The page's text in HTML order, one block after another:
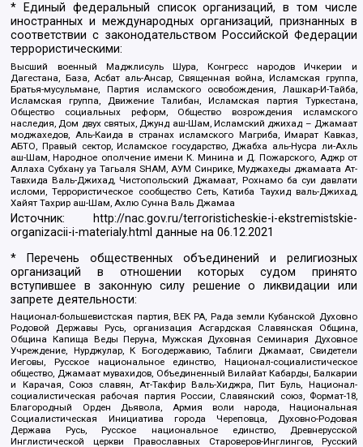
* Единый федеральный список организаций, в том числе
иностранных и международных организаций, признанных в
соответствии с законодательством Российской Федерации
террористическими:
Высший военный Маджлисуль Шура, Конгресс народов Ичкерии и
Дагестана, База, Асбат аль-Ансар, Священная война, Исламская группа,
Братья-мусульмане, Партия исламского освобождения, Лашкар-И-Тайба,
Исламская группа, Движение Талибан, Исламская партия Туркестана,
Общество социальных реформ, Общество возрождения исламского
наследия, Дом двух святых, Джунд аш-Шам, Исламский джихад – Джамаат
моджахедов, Аль-Каида в странах исламского Магриба, Имарат Кавказ,
АБТО, Правый сектор, Исламское государство, Джабха аль-Нусра ли-Ахль
аш-Шам, Народное ополчение имени К. Минина и Д. Пожарского, Аджр от
Аллаха Субхану уа Тагьаля SHAM, АУМ Синрике, Муджахеды джамаата Ат-
Тавхида Валь-Джихад, Чистопольский Джамаат, Рохнамо ба суи давлати
исломи, Террористическое сообщество Сеть, Катиба Таухид валь-Джихад,
Хайят Тахрир аш-Шам, Ахлю Сунна Валь Джамаа
Источник:
http://nac.gov.ru/terroristicheskie-i-ekstremistskie-
organizacii-i-materialy.html данные на06.12.2021
* Перечень общественных объединений и религиозных
организаций в отношении которых судом принято
вступившее в законную силу решение о ликвидации или
запрете деятельности:
Национал-большевистская партия, ВЕК РА, Рада земли Кубанской Духовно
Родовой Державы Русь, организация Асгардская Славянская Община,
Община Капища Веды Перуна, Мужская Духовная Семинария Духовное
Учреждение, Нурджулар, К Богодержавию, Таблиги Джамаат, Свидетели
Иеговы, Русское национальное единство, Национал-социалистическое
общество, Джамаат мувахидов, Объединенный Вилайат Кабарды, Балкарии
и Карачая, Союз славян, Ат-Такфир Валь-Хиджра, Пит Буль, Национал-
социалистическая рабочая партия России, Славянский союз, Формат-18,
Благородный Орден Дьявола, Армия воли народа, Национальная
Социалистическая Инициатива города Череповца, Духовно-Родовая
Держава Русь, Русское национальное единство, Древнерусской
Инглистической церкви Православных Староверов-Инглингов, Русский